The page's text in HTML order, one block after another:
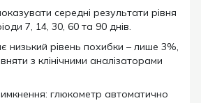
середні результати рівня
7, 14, 30, 60 та 90 днів.
низький рівень похибки – лише 3%,
з клінічними аналізаторами
глюкометр автоматично